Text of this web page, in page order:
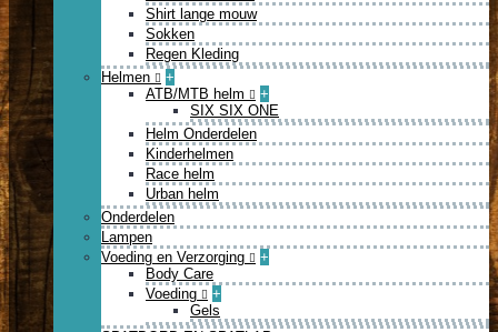
Shirt lange mouw
Sokken
Regen Kleding
Helmen
+
ATB/MTB helm
+
SIX SIX ONE
Helm Onderdelen
Kinderhelmen
Race helm
Urban helm
Onderdelen
Lampen
Voeding en Verzorging
+
Body Care
Voeding
+
Gels